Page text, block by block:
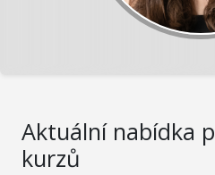
Aktuální nabídka
kurzů